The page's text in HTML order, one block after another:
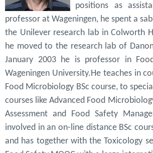
positions as
professor at Wageningen, he spent a
the Unilever research lab in Colworth
he moved to the research lab of
January 2003 he is professor in
Wageningen University.He teaches in
Food Microbiology BSc course, to
courses like Advanced Food
Assessment and Food Safety
involved in an on-line distance BSc
and has together with the Toxicology